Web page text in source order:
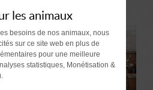
les animaux
besoins de nos animaux, nous
sur ce site web en plus de
pour une meilleure
statistiques, Monétisation &